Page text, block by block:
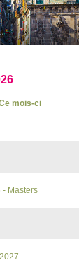
mois-ci
- Masters